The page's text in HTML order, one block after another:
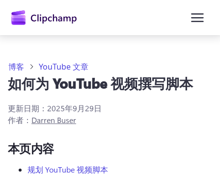
容
博客 YouTube 文章
如何为 YouTube 视频撰写脚本
更新日期： 2025年9月29日
作者： Darren Buser
本页内容
规划 YouTube 视频脚本